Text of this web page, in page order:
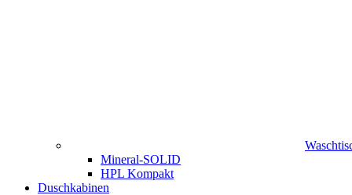
Mineral-SOLID
HPL Kompakt
Duschkabinen